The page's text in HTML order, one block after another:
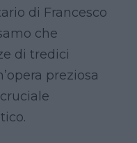
di Francesco
che
di tredici
preziosa